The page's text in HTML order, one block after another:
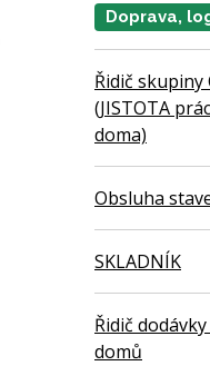
Doprava,
Řidič skupiny
(JISTOTA
doma)
Obsluha
SKLADNÍK
Řidič
domů